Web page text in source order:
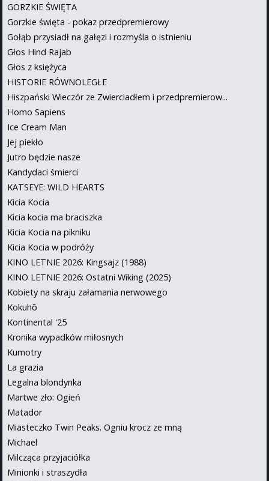
GORZKIE ŚWIĘTA
Gorzkie święta - pokaz przedpremierowy
Gołąb przysiadł na gałęzi i rozmyśla o istnieniu
Głos Hind Rajab
Głos z księżyca
HISTORIE RÓWNOLEGŁE
Hiszpański Wieczór ze Zwierciadłem i przedpremierow...
Homo Sapiens
Ice Cream Man
Jej piekło
Jutro będzie nasze
Kandydaci śmierci
KATSEYE: WILD HEARTS
Kicia Kocia
Kicia kocia ma braciszka
Kicia Kocia na pikniku
Kicia Kocia w podróży
KINO LETNIE 2026: Kingsajz (1988)
KINO LETNIE 2026: Ostatni Wiking (2025)
Kobiety na skraju załamania nerwowego
Kokuhō
Kontinental '25
Kronika wypadków miłosnych
Kumotry
La grazia
Legalna blondynka
Martwe zło: Ogień
Matador
Miasteczko Twin Peaks. Ogniu krocz ze mną
Michael
Milcząca przyjaciółka
Minionki i straszydła